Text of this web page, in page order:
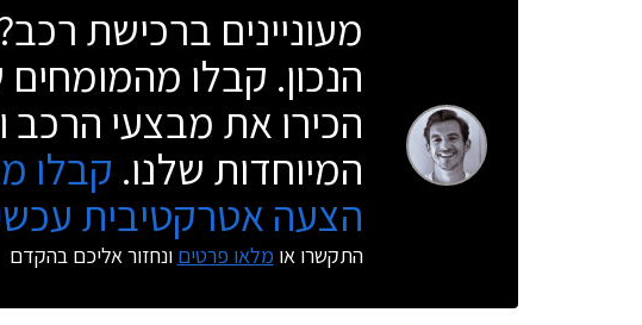
והוספת דגמים שונים ברמות אבזור מגוונות להיצע.
מחירון הרכבים לא ישתנה משמעותית בשל העברת
מעוניינים ברכישת
הנכון. קבלו מהמומחים
הכירו את מבצעי הרכב
המיוחדות שלנו. קבלו
הצעה אטרקטיבית
התקשרו או מלאו פרטים ונחזור אליכם בהקדם